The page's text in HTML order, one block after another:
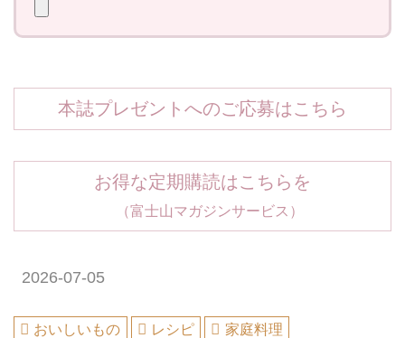
本誌プレゼントへのご応募はこちら
お得な定期購読はこちらを
（富士山マガジンサービス）
2026-07-05
おいしいもの レシピ
家庭料理